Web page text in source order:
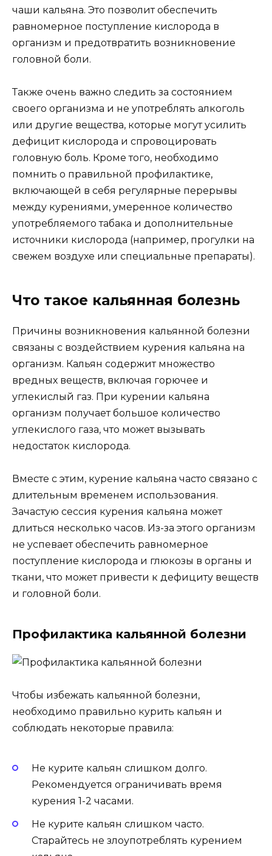
чаши кальяна. Это позволит обеспечить
равномерное поступление кислорода в
организм и предотвратить возникновение
головной боли.
Также очень важно следить за состоянием
своего организма и не употреблять алкоголь
или другие вещества, которые могут усилить
дефицит кислорода и спровоцировать
головную боль. Кроме того, необходимо
помнить о правильной профилактике,
включающей в себя регулярные перерывы
между курениями, умеренное количество
употребляемого табака и дополнительные
источники кислорода (например, прогулки на
свежем воздухе или специальные препараты).
Что такое кальянная болезнь
Причины возникновения кальянной болезни
связаны с воздействием курения кальяна на
организм. Кальян содержит множество
вредных веществ, включая горючее и
углекислый газ. При курении кальяна
организм получает большое количество
углекислого газа, что может вызывать
недостаток кислорода.
Вместе с этим, курение кальяна часто связано с
длительным временем использования.
Зачастую сессия курения кальяна может
длиться несколько часов. Из-за этого организм
не успевает обеспечить равномерное
поступление кислорода и глюкозы в органы и
ткани, что может привести к дефициту веществ
и головной боли.
Профилактика кальянной болезни
Чтобы избежать кальянной болезни,
необходимо правильно курить кальян и
соблюдать некоторые правила:
Не курите кальян слишком долго.
Рекомендуется ограничивать время
курения 1-2 часами.
Не курите кальян слишком часто.
Старайтесь не злоупотреблять курением